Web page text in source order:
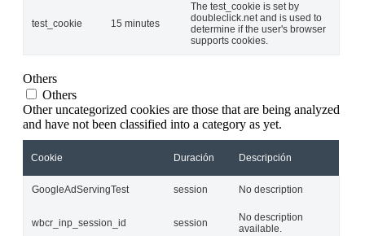
test_cookie 15 minutes
The test_cookie is set by
doubleclick.net and is used to
determine if the user's browser
supports cookies.
Others
Others
Other uncategorized cookies are those that are being analyzed
and have not been classified into a category as yet.
Cookie Duración Descripción
GoogleAdServingTest session No description
wbcr_inp_session_id session
No description
available.